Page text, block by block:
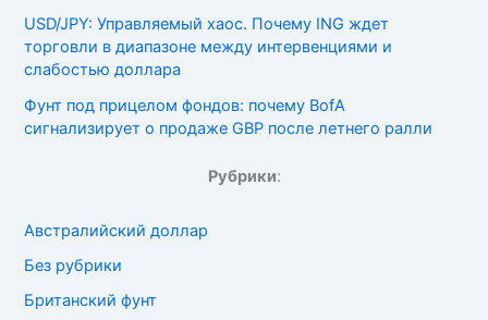
USD/JPY: Управляемый хаос. Почему ING ждет
торговли в диапазоне между интервенциями и
слабостью доллара
Фунт под прицелом фондов: почему BofA
сигнализирует о продаже GBP после летнего ралли
Рубрики:
Австралийский доллар
Без рубрики
Британский фунт